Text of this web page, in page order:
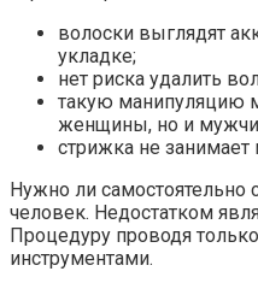
волоски выглядят
укладке;
нет риска удалить
такую манипуляцию
женщины, но и
стрижка не
Нужно ли самостоятельно
человек. Недостатком
Процедуру проводя
инструментами.